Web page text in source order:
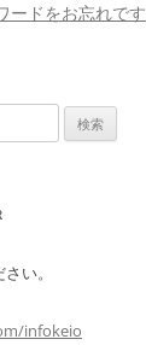
ードをお忘れです
い。
infokeio